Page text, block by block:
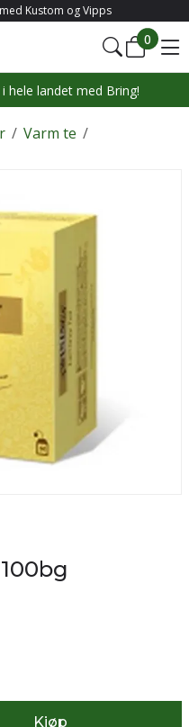
Kustom og Vipps
0
hele landet med Bring!
/ /
Varm te
Kjøp